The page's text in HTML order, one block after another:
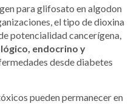
el tipo de dioxina
potencialidad cancerígena,
endocrino y
desde diabetes
pueden permanecer en